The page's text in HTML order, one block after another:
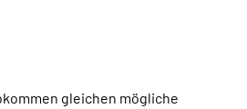
gleichen mögliche